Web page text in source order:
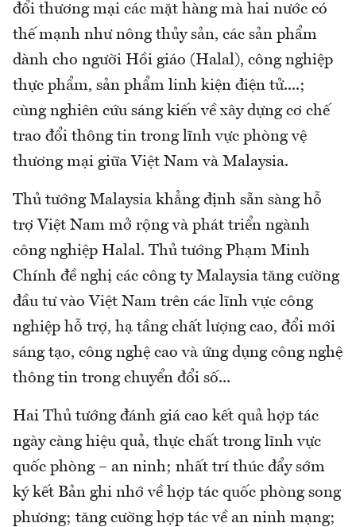
đổi thương mại các mặt hàng mà hai nước có
thế mạnh như nông thủy sản, các sản phẩm
dành cho người Hồi giáo (Halal), công nghiệp
thực phẩm, sản phẩm linh kiện điện tử....;
cùng nghiên cứu sáng kiến về xây dựng cơ chế
trao đổi thông tin trong lĩnh vực phòng vệ
thương mại giữa Việt Nam và Malaysia.
Thủ tướng Malaysia khẳng định sẵn sàng hỗ
trợ Việt Nam mở rộng và phát triển ngành
công nghiệp Halal. Thủ tướng Phạm Minh
Chính đề nghị các công ty Malaysia tăng cường
đầu tư vào Việt Nam trên các lĩnh vực công
nghiệp hỗ trợ, hạ tầng chất lượng cao, đổi mới
sáng tạo, công nghệ cao và ứng dụng công nghệ
thông tin trong chuyển đổi số...
Hai Thủ tướng đánh giá cao kết quả hợp tác
ngày càng hiệu quả, thực chất trong lĩnh vực
quốc phòng – an ninh; nhất trí thúc đẩy sớm
ký kết Bản ghi nhớ về hợp tác quốc phòng song
phương; tăng cường hợp tác về an ninh mạng;